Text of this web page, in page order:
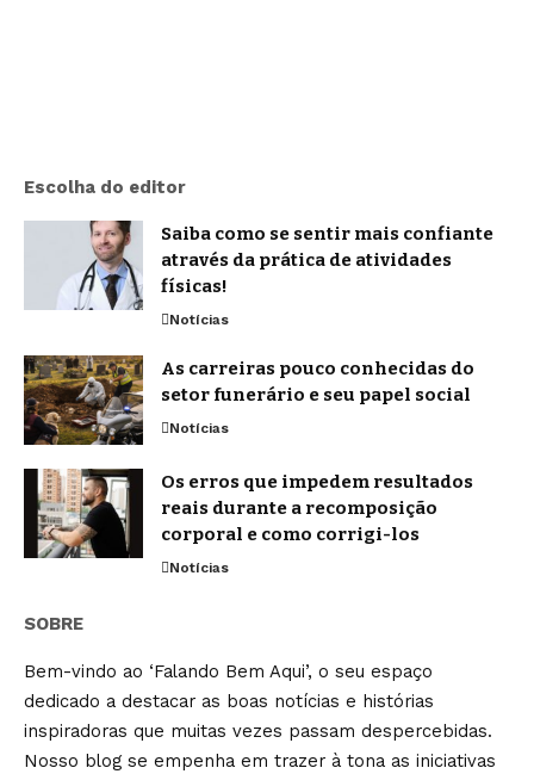
Escolha do editor
Saiba como se sentir mais confiante
através da prática de atividades
físicas!
Notícias
As carreiras pouco conhecidas do
setor funerário e seu papel social
Notícias
Os erros que impedem resultados
reais durante a recomposição
corporal e como corrigi-los
Notícias
SOBRE
Bem-vindo ao ‘Falando Bem Aqui’, o seu espaço
dedicado a destacar as boas notícias e histórias
inspiradoras que muitas vezes passam despercebidas.
Nosso blog se empenha em trazer à tona as iniciativas